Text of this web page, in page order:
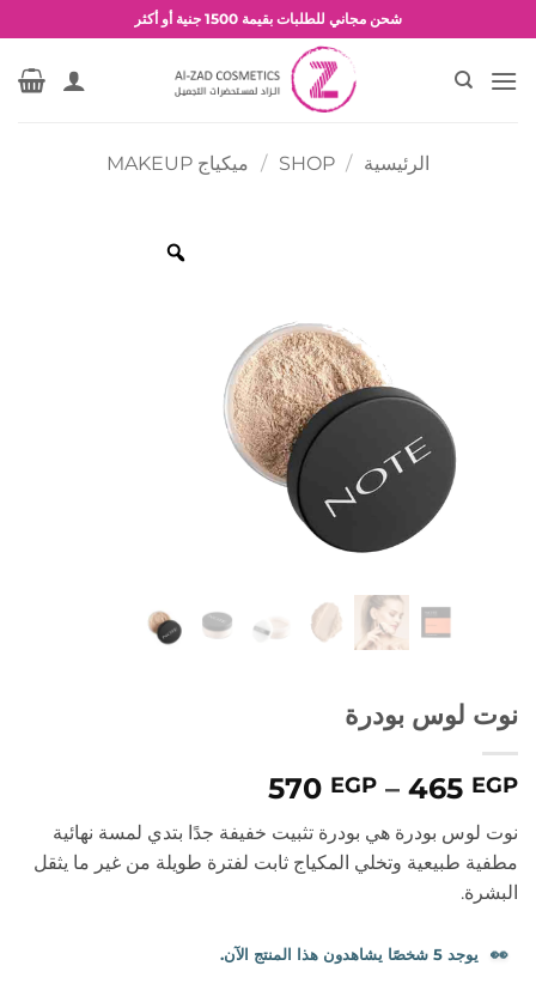
للمحتوى
شحن مجاني للطلبات بقيمة 1500 جنية أو أكثر
عروض وخصومات حصرية
الرئيسية /
SHOP
/ ميكياج MAKEUP
نوت لوس بودرة
465 EGP
–
570 EGP
نطاق
السعر:
من
نوت لوس بودرة هي بودرة تثبيت خفيفة جدًا بتدي لمسة نهائية
مطفية طبيعية وتخلي المكياج ثابت لفترة طويلة من غير ما يثقل
البشرة.
👀 يوجد 5 شخصًا يشاهدون هذا المنتج الآن.